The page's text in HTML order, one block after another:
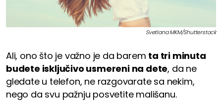
Svetlana MKM/Shutterstock
Ali, ono što je važno je da barem ta tri minuta
budete isključivo usmereni na dete, da ne
gledate u telefon, ne razgovarate sa nekim,
nego da svu pažnju posvetite mališanu.